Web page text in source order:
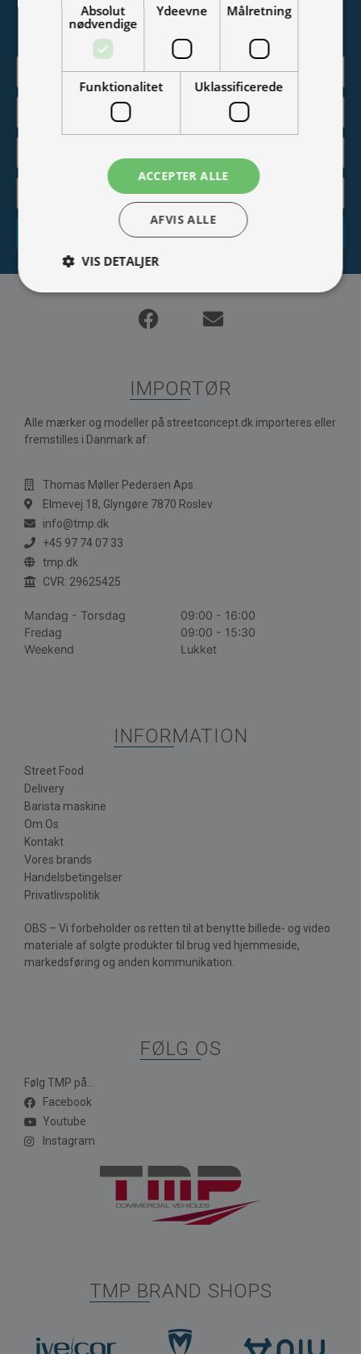
Vær blandt de første til at modtage info om nye produkter,
tilbud, events og udstillinger.
Tilmeld
IMPORTØR
Alle mærker og modeller på streetconcept.dk importeres eller
fremstilles i Danmark af:
Thomas Møller Pedersen Aps.
Elmevej 18, Glyngøre 7870 Roslev
info@tmp.dk
+45 97 74 07 33
tmp.dk
CVR: 29625425
Mandag - Torsdag
09:00 - 16:00
Fredag
09:00 - 15:30
Weekend
Lukket
INFORMATION
Street Food
Delivery
Barista maskine
Om Os
Kontakt
Vores brands
Handelsbetingelser
Privatlivspolitik
OBS – Vi forbeholder os retten til at benytte billede- og video
materiale af solgte produkter til brug ved hjemmeside,
markedsføring og anden kommunikation.
FØLG OS
Følg TMP på...
Facebook
Youtube
Instagram
TMP BRAND SHOPS
Absolut
nødvendige
Ydeevne Målretning
Funktionalitet Uklassificerede
ACCEPTER ALLE
AFVIS ALLE
VIS DETALJER